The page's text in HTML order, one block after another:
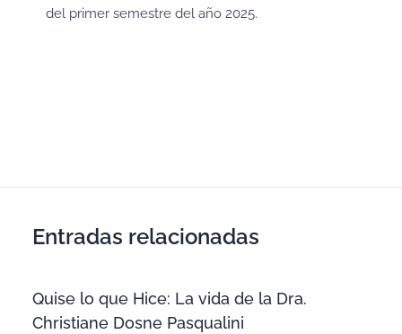
del primer semestre del año 2025.
Entradas relacionadas
Quise lo que Hice: La vida de la Dra.
Christiane Dosne Pasqualini